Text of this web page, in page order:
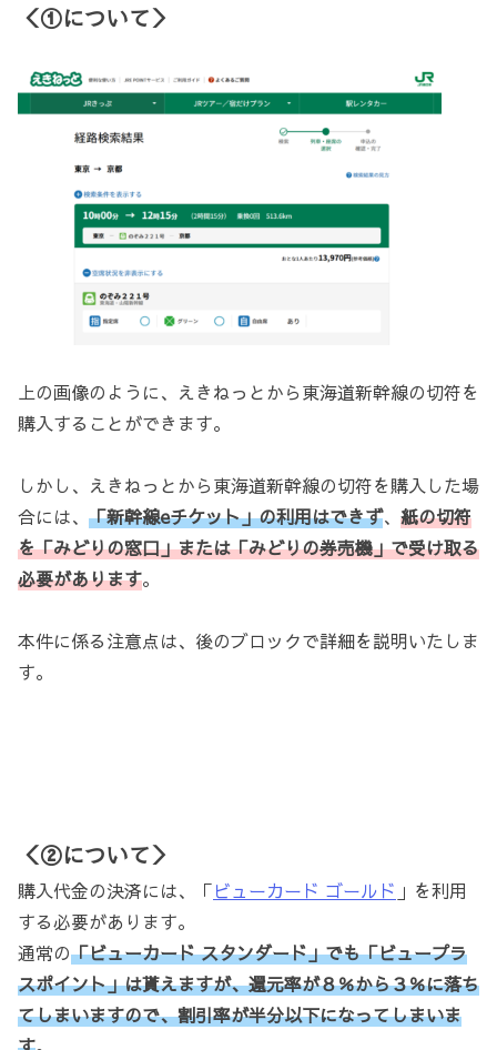
＜①について＞
上の画像のように、えきねっとから東海道新幹線の切符を
購入することができます。
しかし、えきねっとから東海道新幹線の切符を購入した場
合には、 「新幹線eチケット」の利用はできず、 紙の切符
を「みどりの窓口」または「みどりの券売機」で受け取る
必要があります。
本件に係る注意点は、後のブロックで詳細を説明いたしま
す。
＜②について＞
購入代金の決済には、「ビューカード ゴールド 」を利用
する必要があります。
通常の「ビューカード スタンダード」でも「ビュープラ
スポイント」は貰えますが、還元率が８％から３％に落ち
てしまいますので、割引率が半分以下になってしまいま